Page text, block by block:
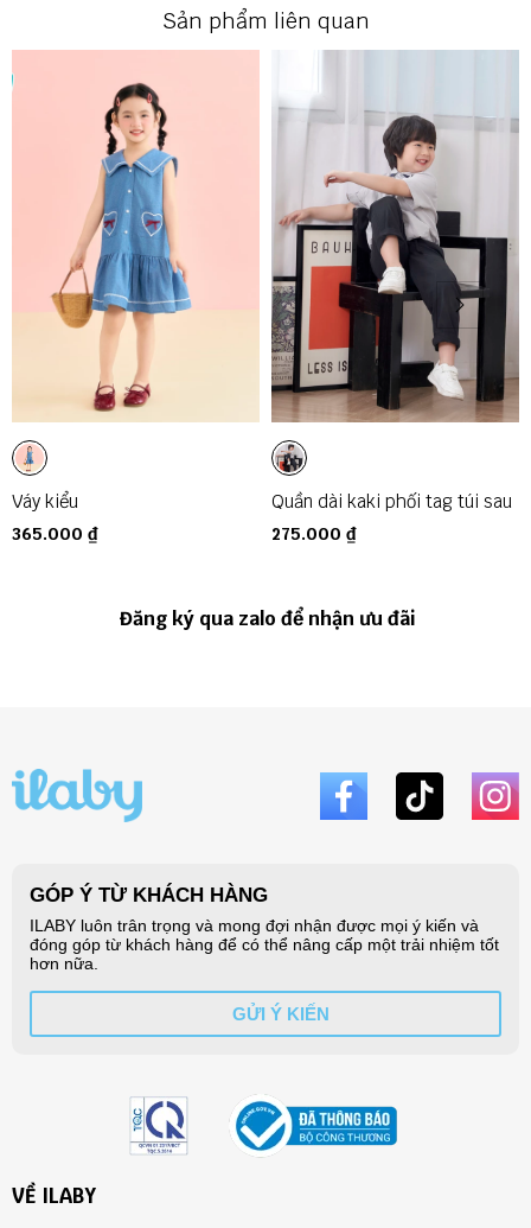
Sản phẩm liên quan
Váy kiểu
365.000 ₫
Quần dài kaki phối tag túi sau
275.000 ₫
Đăng ký qua zalo để nhận ưu đãi
VỀ ILABY